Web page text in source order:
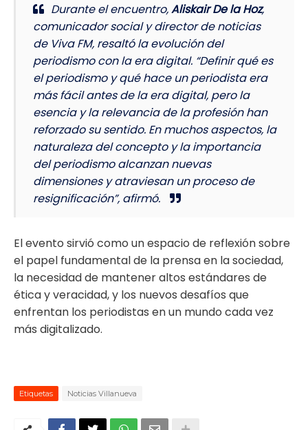
Durante el encuentro,Aliskair De la Hoz,
comunicador social y director de noticias
de Viva FM, resaltó la evolución del
periodismo con la era digital. “Definir qué es
el periodismo y qué hace un periodista era
más fácil antes de la era digital, pero la
esencia y la relevancia de la profesión han
reforzado su sentido. En muchos aspectos, la
naturaleza del concepto y la importancia
del periodismo alcanzan nuevas
dimensiones y atraviesan un proceso de
resignificación”, afirmó.
El evento sirvió como un espacio de reflexión sobre
el papel fundamental de la prensa en la sociedad,
la necesidad de mantener altos estándares de
ética y veracidad, y los nuevos desafíos que
enfrentan los periodistas en un mundo cada vez
más digitalizado.
Etiquetas Noticias Villanueva